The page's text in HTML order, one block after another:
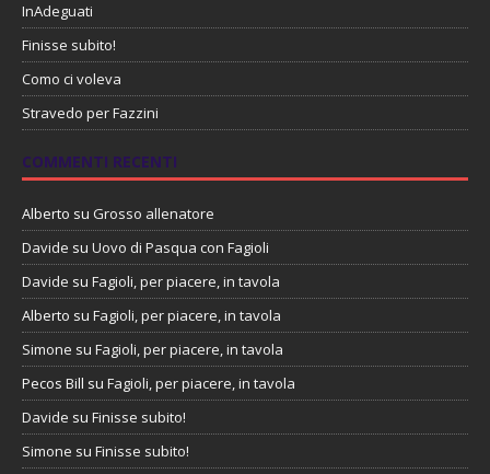
InAdeguati
Finisse subito!
Como ci voleva
Stravedo per Fazzini
COMMENTI RECENTI
Alberto su Grosso allenatore
Davide su Uovo di Pasqua con Fagioli
Davide su Fagioli, per piacere, in tavola
Alberto su Fagioli, per piacere, in tavola
Simone su Fagioli, per piacere, in tavola
Pecos Bill su Fagioli, per piacere, in tavola
Davide su Finisse subito!
Simone su Finisse subito!